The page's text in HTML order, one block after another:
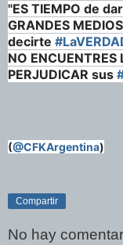
"ES TIEMPO de
GRANDES
decirte
NO
PERJUDICAR sus
(@CFKArgentina)
Compartir
No hay